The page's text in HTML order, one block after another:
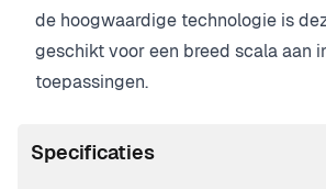
de hoogwaardige technologie is
geschikt voor een breed scala aan
toepassingen.
Specificaties